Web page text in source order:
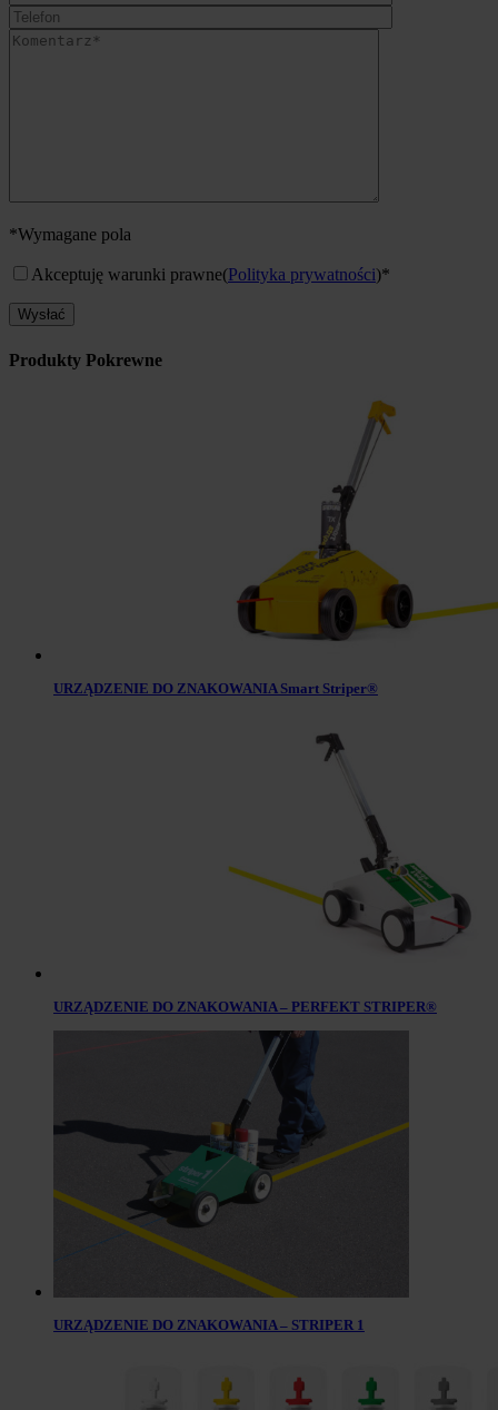
*Wymagane pola
Akceptuję warunki prawne(Polityka prywatności)*
Produkty Pokrewne
URZĄDZENIE DO ZNAKOWANIA Smart Striper®
URZĄDZENIE DO ZNAKOWANIA – PERFEKT STRIPER®
URZĄDZENIE DO ZNAKOWANIA – STRIPER 1